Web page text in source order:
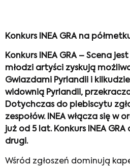
Konkurs INEA GRA na
Konkurs INEA GRA – Scena
młodzi artyści zyskują
Gwiazdami Pyrlandii i
widownią Pyrlandii,
Dotychczas do plebiscytu
zespołów. INEA włącza się w
już od 5 lat. Konkurs INEA
drugi.
Wśród zgłoszeń dominują